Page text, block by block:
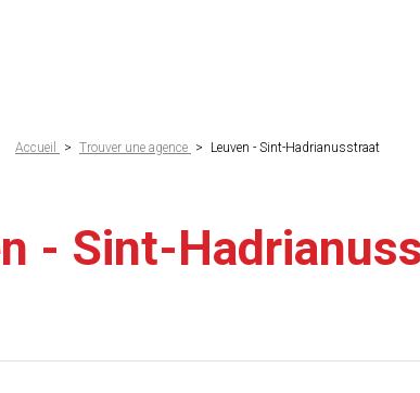
Accueil > Trouver une agence > Leuven - Sint-Hadrianusstraat
- Sint-